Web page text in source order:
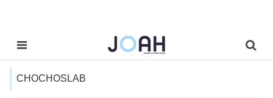
CHOCHOSLAB